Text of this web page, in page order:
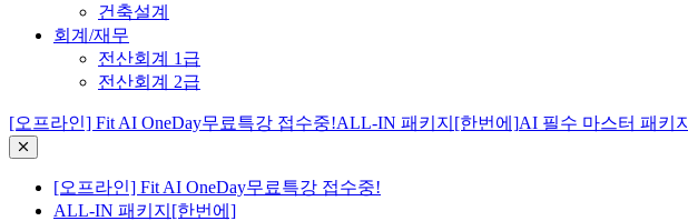
건축설계
회계/재무
전산회계 1급
전산회계 2급
[오프라인] Fit AI OneDay무료특강 접수중!ALL-IN 패키지[한번에]AI 필수 마스터 패키지
[오프라인] Fit AI OneDay무료특강 접수중!
ALL-IN 패키지[한번에]